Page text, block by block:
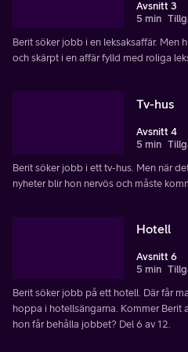
Avsnitt 3
5 min
Berit söker jobb i en leksaksaffär. Men
och skärpt i en affär fylld med roliga
Tv-hus
Avsnitt 4
5 min
Berit söker jobb i ett tv-hus. Men när
nyheter blir hon nervös och måste
Hotell
Avsnitt 6
5 min
Berit söker jobb på ett hotell. Där får
hoppa i hotellsängarna. Kommer Berit
hon får behålla jobbet? Del 6 av 12.